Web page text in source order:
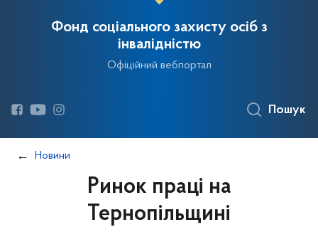
Фонд соціального захисту осіб з
інвалідністю
Офіційний вебпортал
Пошук
Новини
Ринок праці на
Тернопільщині